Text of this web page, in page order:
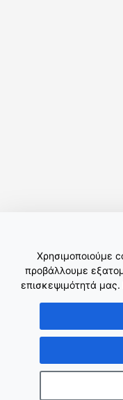
Χρησιμοποιούμε
προβάλλουμε
επισκεψιμότητά